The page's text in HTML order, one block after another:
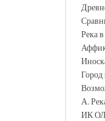
Река
Город
А.
ИК ОЛ